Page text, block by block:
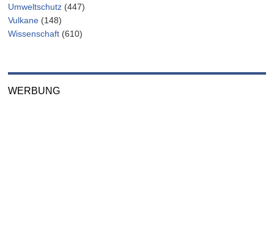
Umweltschutz (447)
Vulkane (148)
Wissenschaft (610)
WERBUNG